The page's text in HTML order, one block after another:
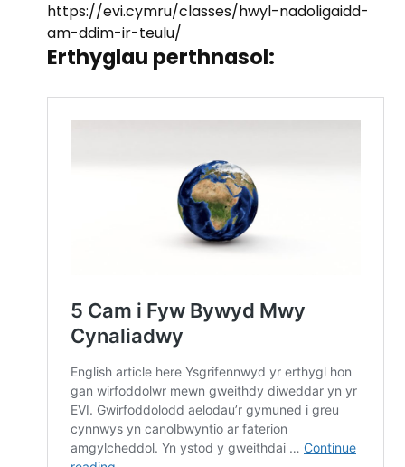
https://evi.cymru/classes/hwyl-nadoligaidd-
am-ddim-ir-teulu/
Erthyglau perthnasol: